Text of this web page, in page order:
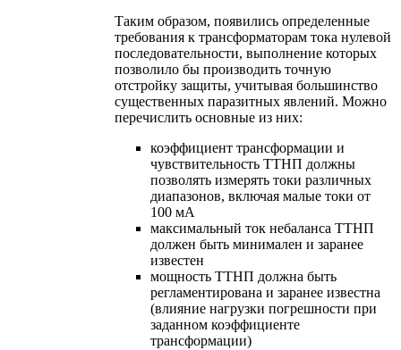
Таким образом, появились определенные
требования к трансформаторам тока нулевой
последовательности, выполнение которых
позволило бы производить точную
отстройку защиты, учитывая большинство
существенных паразитных явлений. Можно
перечислить основные из них:
коэффициент трансформации и
чувствительность ТТНП должны
позволять измерять токи различных
диапазонов, включая малые токи от
100 мА
максимальный ток небаланса ТТНП
должен быть минимален и заранее
известен
мощность ТТНП должна быть
регламентирована и заранее известна
(влияние нагрузки погрешности при
заданном коэффициенте
трансформации)